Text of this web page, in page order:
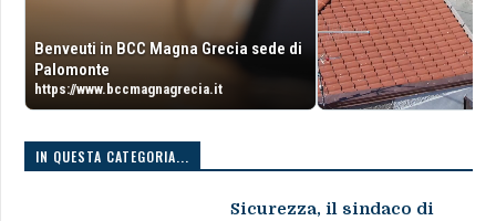
Benveuti in BCC Magna Grecia sede di
Palomonte
https://www.bccmagnagrecia.it
IN QUESTA CATEGORIA...
Sicurezza, il sindaco di